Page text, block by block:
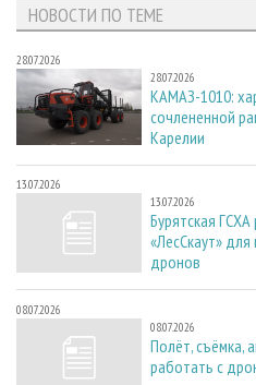
НОВОСТИ ПО ТЕМЕ
28.07.2026
28.07.2026
КАМАЗ-1010:
сочлененной
Карелии
13.07.2026
13.07.2026
Бурятская
«ЛесСкаут»
дронов
08.07.2026
08.07.2026
Полёт, съёмка,
работать с